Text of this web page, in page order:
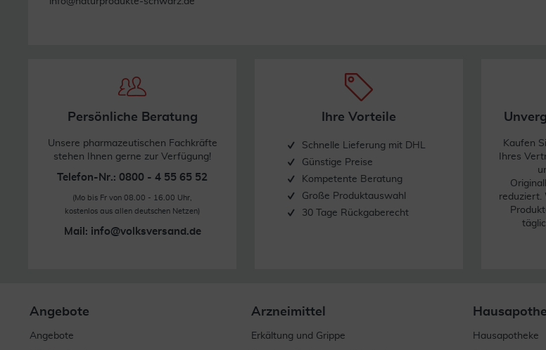
Persönliche Beratung
Unsere pharmazeutischen Fachkräfte
stehen Ihnen gerne zur Verfügung!
Telefon-Nr.: 0800 - 4 55 65 52
(Mo bis Fr von 08.00 - 16.00 Uhr,
kostenlos aus allen deutschen Netzen)
Mail: info@volksversand.de
Ihre Vorteile
Schnelle Lieferung mit DHL
Günstige Preise
Kompetente Beratung
Große Produktauswahl
30 Tage Rückgaberecht
Kaufen
Ihres
reduziert.
Angebote
Angebote
Arzneimittel
Erkältung und Grippe
Hausapotheke